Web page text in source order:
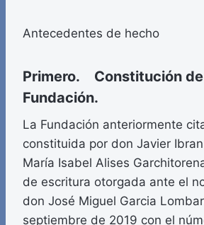
Antecedentes de hecho
Primero. Constitución
Fundación.
La Fundación anteriormente
constituida por don Javier
María Isabel Alises
de escritura otorgada ante el
don José Miguel Garcia
septiembre de 2019 con el